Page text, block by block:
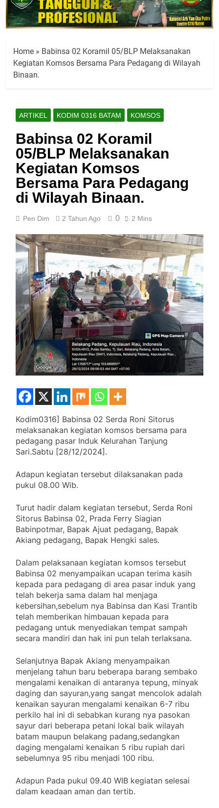
Home » Babinsa 02 Koramil 05/BLP Melaksanakan
Kegiatan Komsos Bersama Para Pedagang di Wilayah
Binaan.
ARTIKEL KODIM 0316 BATAM KOMSOS
Babinsa 02 Koramil
05/BLP Melaksanakan
Kegiatan Komsos
Bersama Para Pedagang
di Wilayah Binaan.
Pen Dim 2 Tahun Ago 0 2 Mins
Kodim0316] Babinsa 02 Serda Roni Sitorus
melaksanakan kegiatan komsos bersama para
pedagang pasar Induk Kelurahan Tanjung
Sari.Sabtu [28/12/2024].
Adapun kegiatan tersebut dilaksanakan pada
pukul 08.00 Wib.
Turut hadir dalam kegiatan tersebut, Serda Roni
Sitorus Babinsa 02, Prada Ferry Siagian
Babinpotmar, Bapak Ajuat pedagang, Bapak
Akiang pedagang, Bapak Hengki sales.
Dalam pelaksanaan kegiatan komsos tersebut
Babinsa 02 menyampaikan ucapan terima kasih
kepada para pedagang di area pasar induk yang
telah bekerja sama dalam hal menjaga
kebersihan,sebelum nya Babinsa dan Kasi Trantib
telah memberikan himbauan kepada para
pedagang untuk menyediakan tempat sampah
secara mandiri dan hak ini pun telah terlaksana.
Selanjutnya Bapak Akiang menyampaikan
menjelang tahun baru beberapa barang sembako
mengalami kenaikan di antaranya tepung, minyak
daging dan sayuran,yang sangat mencolok adalah
kenaikan sayuran mengalami kenaikan 6-7 ribu
perkilo hal ini di sebabkan kurang nya pasokan
sayur dari beberapa petani lokal baik wilayah
batam maupun belakang padang,sedangkan
daging mengalami kenaikan 5 ribu rupiah dari
sebelumnya 95 ribu menjadi 100 ribu.
Adapun Pada pukul 09.40 WIB kegiatan selesai
dalam keadaan aman dan tertib.